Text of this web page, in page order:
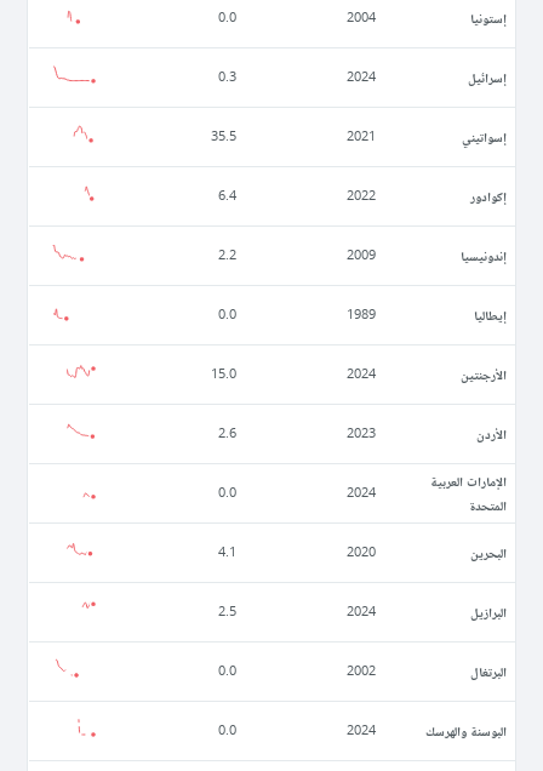
إستونيا 2004
0.0
إسرائيل 2024
0.3
إسواتيني 2021
35.5
إكوادور 2022
6.4
إندونيسيا 2009
2.2
إيطاليا 1989
0.0
الأرجنتين 2024
15.0
الأردن 2023
2.6
الإمارات العربية
المتحدة
2024
0.0
البحرين 2020
4.1
البرازيل 2024
2.5
البرتغال 2002
0.0
البوسنة والهرسك 2024
0.0